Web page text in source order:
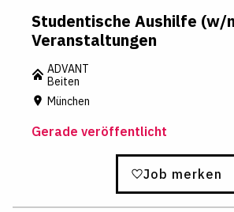
Studentische Aushilfe (w/
Veranstaltungen
ADVANT
Beiten
München
Gerade veröffentlicht
Job merken